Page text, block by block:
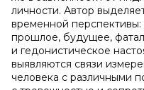
личности. Автор
временной перспективы:
прошлое, будущее,
и гедонистическое
выявляются связи
человека с различными